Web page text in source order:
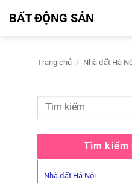
quaBẤT ĐỘNG SẢN
Trang chủ / Nhà đất Hà
Tìm kiếm
Nhà đất Hà Nội